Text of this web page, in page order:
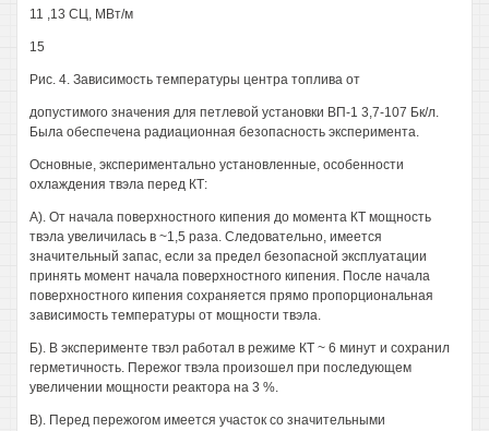
11 ,13 СЦ, МВт/м
15
Рис. 4. Зависимость температуры центра топлива от
допустимого значения для петлевой установки ВП-1 3,7-107 Бк/л.
Была обеспечена радиационная безопасность эксперимента.
Основные, экспериментально установленные, особенности
охлаждения твэла перед КТ:
A). От начала поверхностного кипения до момента КТ мощность
твэла увеличилась в ~1,5 раза. Следовательно, имеется
значительный запас, если за предел безопасной эксплуатации
принять момент начала поверхностного кипения. После начала
поверхностного кипения сохраняется прямо пропорциональная
зависимость температуры от мощности твэла.
Б). В эксперименте твэл работал в режиме КТ ~ 6 минут и сохранил
герметичность. Пережог твэла произошел при последующем
увеличении мощности реактора на 3 %.
B). Перед пережогом имеется участок со значительными